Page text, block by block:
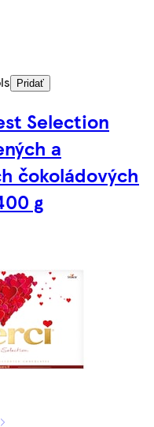
Pridať
Selection
a
čokoládových
g